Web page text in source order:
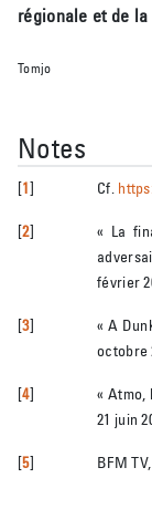
régionale et de
Tomjo
Notes
[1] Cf.
[2]
« La
février
[3] « A
octobre
[4] « Atmo,
21 juin
[5] BFM